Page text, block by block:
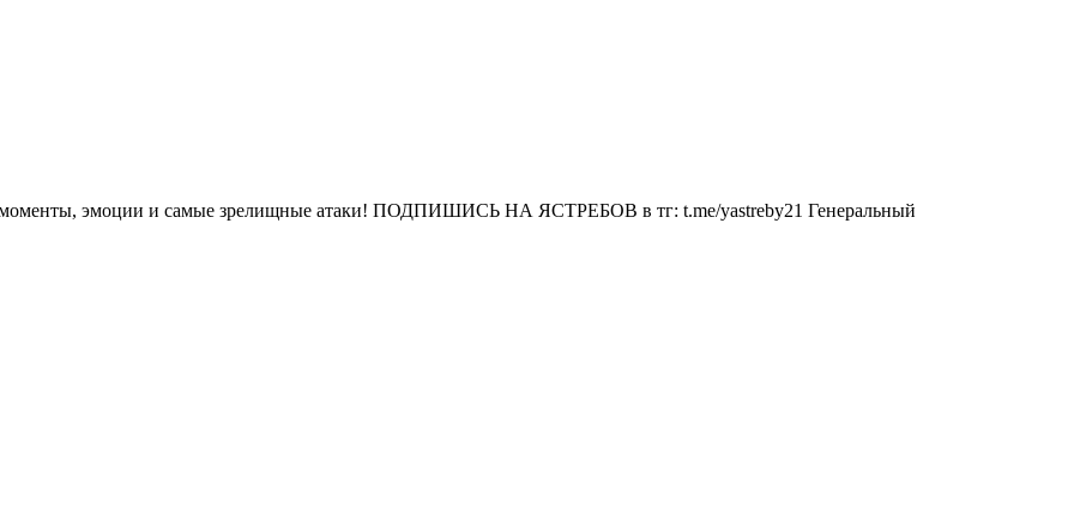
моменты, эмоции и самые зрелищные атаки! ПОДПИШИСЬ НА ЯСТРЕБОВ в тг: t.me/yastreby21 Генеральный